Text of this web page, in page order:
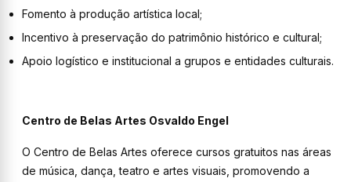
Fomento à produção artística local;
Incentivo à preservação do patrimônio histórico e cultural;
Apoio logístico e institucional a grupos e entidades culturais.
Centro de Belas Artes Osvaldo Engel
O Centro de Belas Artes oferece cursos gratuitos nas áreas
de música, dança, teatro e artes visuais, promovendo a